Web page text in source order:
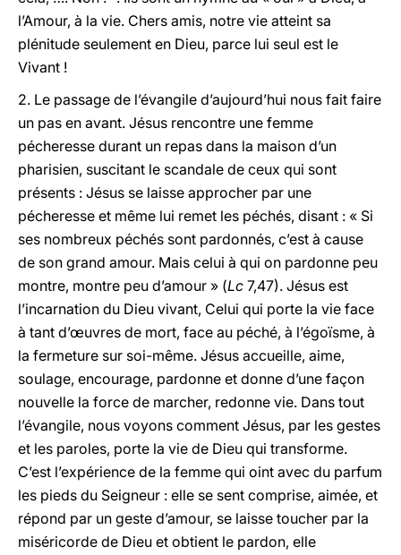
l’Amour, à la vie. Chers amis, notre vie atteint sa
plénitude seulement en Dieu, parce lui seul est le
Vivant !
2. Le passage de l’évangile d’aujourd’hui nous fait faire
un pas en avant. Jésus rencontre une femme
pécheresse durant un repas dans la maison d’un
pharisien, suscitant le scandale de ceux qui sont
présents : Jésus se laisse approcher par une
pécheresse et même lui remet les péchés, disant : « Si
ses nombreux péchés sont pardonnés, c’est à cause
de son grand amour. Mais celui à qui on pardonne peu
montre, montre peu d’amour » (Lc 7,47). Jésus est
l’incarnation du Dieu vivant, Celui qui porte la vie face
à tant d’œuvres de mort, face au péché, à l’égoïsme, à
la fermeture sur soi-même. Jésus accueille, aime,
soulage, encourage, pardonne et donne d’une façon
nouvelle la force de marcher, redonne vie. Dans tout
l’évangile, nous voyons comment Jésus, par les gestes
et les paroles, porte la vie de Dieu qui transforme.
C’est l’expérience de la femme qui oint avec du parfum
les pieds du Seigneur : elle se sent comprise, aimée, et
répond par un geste d’amour, se laisse toucher par la
miséricorde de Dieu et obtient le pardon, elle